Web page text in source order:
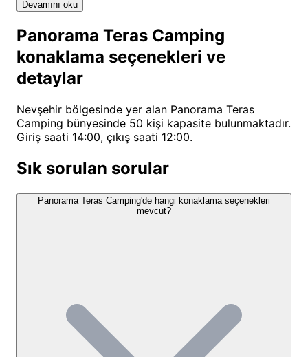
huzurlu bir tatil, ister arkadaşlarınızla macera dolu
alanıherkes için ideal bir ortam sunmaktadır.
Özellikle doğa fotoğrafçıları için sabah balon
kalkışlarını ve gün batımını ölümsüzleştirebilecekleri
Tesisimiz, Kapadokya'nın eşsiz coğrafyasını
keşfetmek isteyenlere güvenli, konforlu ve samimi
Göreme'nin canlı merkezine kolay erişim imkanı
alanlarımızla, ailece kamp deneyimi yaşamak
Panorama Teras Camping
, Nevşehir'in kalbi
Kapadokya'da, peri bacalarıyla ünlü Göreme
bölgesinde yer almaktadır. Adnan Menderes Caddesi
Devamını oku
Panorama Teras Camping
konaklama seçenekleri ve
detaylar
Nevşehir bölgesinde yer alan Panorama Teras
Camping bünyesinde 50 kişi kapasite bulunmaktadır.
Giriş saati 14:00, çıkış saati 12:00.
Sık sorulan sorular
Panorama Teras Camping'de hangi konaklama seçenekleri
mevcut?